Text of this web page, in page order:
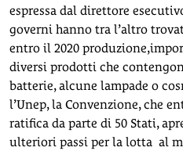
espressa dal direttore
governi hanno tra l’altro
entro il 2020
diversi prodotti che
batterie, alcune lampade o
l’Unep, la Convenzione, che
ratifica da parte di 50 Stati,
ulteriori passi per la lotta al